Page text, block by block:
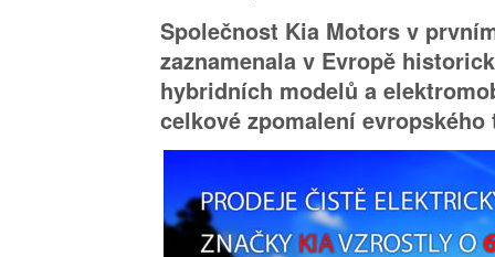
Společnost Kia Motors v
zaznamenala v Evropě
hybridních modelů a
celkové zpomalení